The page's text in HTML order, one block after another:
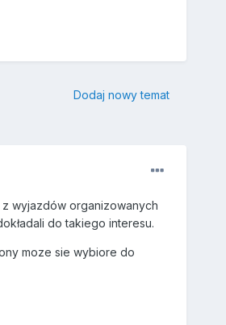
Dodaj nowy temat
wyjazdów organizowanych
do takiego interesu.
moze sie wybiore do